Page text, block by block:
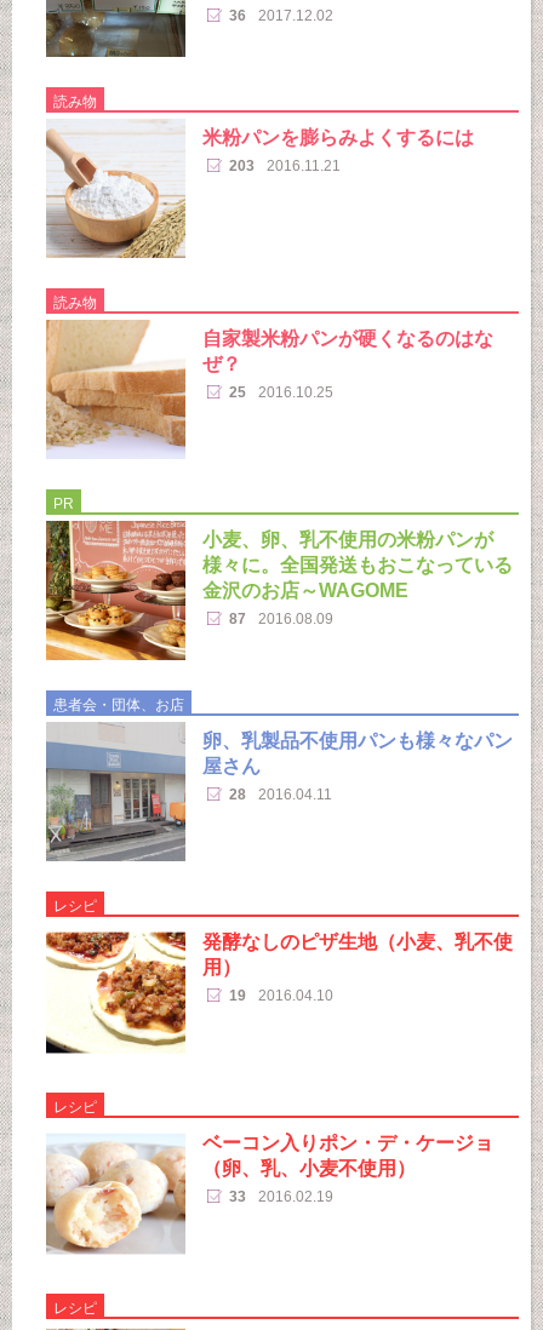
36 2017.12.02
読み物
米粉パンを膨らみよくするには
203 2016.11.21
読み物
自家製米粉パンが硬くなるのはな
ぜ？
25 2016.10.25
PR
小麦、卵、乳不使用の米粉パンが
様々に。全国発送もおこなっている
金沢のお店～WAGOME
87 2016.08.09
患者会・団体、お店
卵、乳製品不使用パンも様々なパン
屋さん
28 2016.04.11
レシピ
発酵なしのピザ生地（小麦、乳不使
用）
19 2016.04.10
レシピ
ベーコン入りポン・デ・ケージョ
（卵、乳、小麦不使用）
33 2016.02.19
レシピ